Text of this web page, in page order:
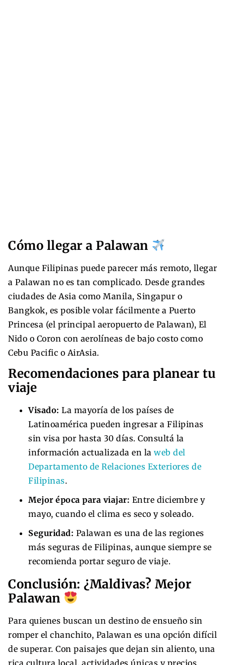
Cómo llegar a Palawan
Aunque Filipinas puede parecer más remoto, llegar
a Palawan no es tan complicado. Desde grandes
ciudades de Asia como Manila, Singapur o
Bangkok, es posible volar fácilmente a Puerto
Princesa (el principal aeropuerto de Palawan), El
Nido o Coron con aerolíneas de bajo costo como
Cebu Pacific o AirAsia.
Recomendaciones para planear tu
viaje
Visado: La mayoría de los países de
Latinoamérica pueden ingresar a Filipinas
sin visa por hasta 30 días. Consultá la
información actualizada en la web del
Departamento de Relaciones Exteriores de
Filipinas.
Mejor época para viajar: Entre diciembre y
mayo, cuando el clima es seco y soleado.
Seguridad: Palawan es una de las regiones
más seguras de Filipinas, aunque siempre se
recomienda portar seguro de viaje.
Conclusión: ¿Maldivas? Mejor
Palawan
Para quienes buscan un destino de ensueño sin
romper el chanchito, Palawan es una opción difícil
de superar. Con paisajes que dejan sin aliento, una
rica cultura local, actividades únicas y precios